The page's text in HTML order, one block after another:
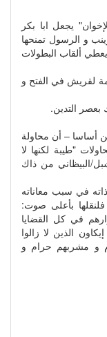
يجعل ابا بكر
و الرسول تمنحها
ألقاب البطولات
لقريش في الفتح و
التدين.
– أن محاولة
"طيبة لكنها لا
البيظاني من ذاك
في سبب معاناته
بأعلى صوت:
في كل القضايا
الذين لا زالوا
و مشربهم حرام و